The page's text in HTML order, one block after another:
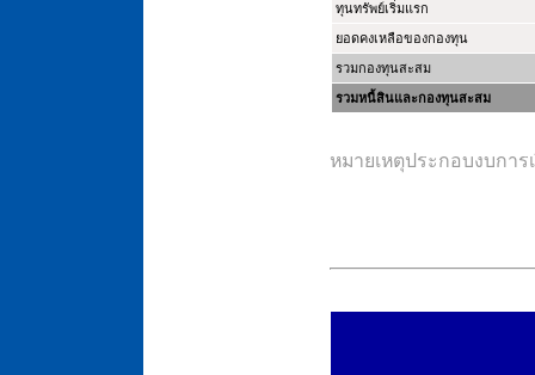
ทุนทรัพย์เริ่มแรก
ยอดคงเหลือของกองทุน
รวมกองทุนสะสม
รวมหนี้สินและกองทุนสะสม
หมายเหตุประกอบงบกา